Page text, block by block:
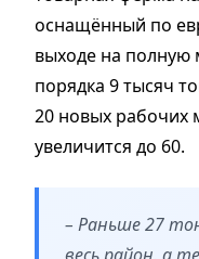
оснащённый по
выходе на
порядка 9 тысяч
20 новых рабочих
увеличится до 60.
– Раньше 27